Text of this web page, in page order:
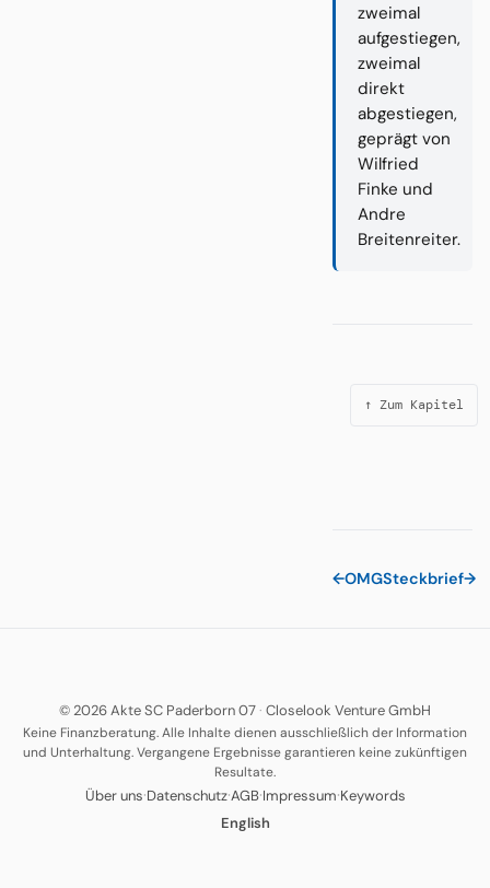
zweimal
aufgestiegen,
zweimal
direkt
abgestiegen,
geprägt von
Wilfried
Finke und
Andre
Breitenreiter.
↑ Zum Kapitel
←OMGSteckbrief→
© 2026 Akte SC Paderborn 07· Closelook Venture GmbH
Keine Finanzberatung. Alle Inhalte dienen ausschließlich der Information
und Unterhaltung. Vergangene Ergebnisse garantieren keine zukünftigen
Resultate.
Über uns·Datenschutz·AGB·Impressum·Keywords
English